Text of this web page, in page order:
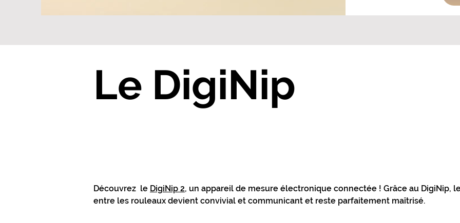
Le DigiNip
Découvrez le DigiNip 2, un appareil de mesure électronique connectée ! Grâce au DigiNip,
entre les rouleaux devient convivial et communicant et reste parfaitement maîtrisé.